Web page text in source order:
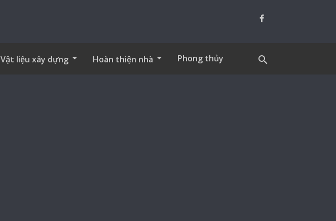
Vật liệu xây dựng Hoàn thiện nhà Phong thủy search